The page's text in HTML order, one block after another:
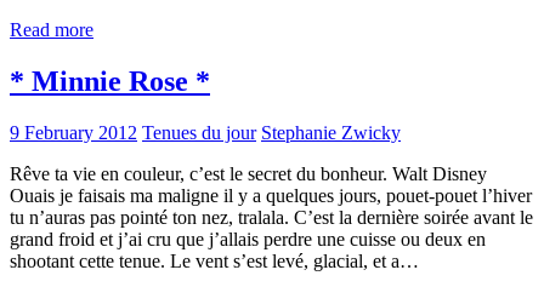
Read more
* Minnie Rose *
9 February 2012 Tenues du jour Stephanie Zwicky
Rêve ta vie en couleur, c’est le secret du bonheur. Walt Disney
Ouais je faisais ma maligne il y a quelques jours, pouet-pouet l’hiver
tu n’auras pas pointé ton nez, tralala. C’est la dernière soirée avant le
grand froid et j’ai cru que j’allais perdre une cuisse ou deux en
shootant cette tenue. Le vent s’est levé, glacial, et a…